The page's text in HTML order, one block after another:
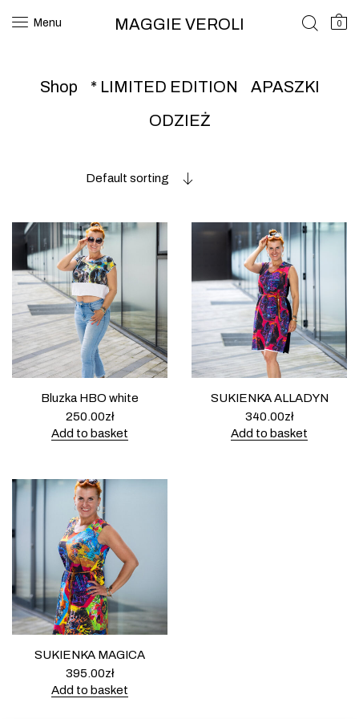
Menu MAGGIE VEROLI 0
Shop * LIMITED EDITION
APASZKI
ODZIEŻ
Default sorting
Bluzka HBO white
250.00zł
Add to basket
SUKIENKA ALLADYN
340.00zł
Add to basket
SUKIENKA MAGICA
395.00zł
Add to basket